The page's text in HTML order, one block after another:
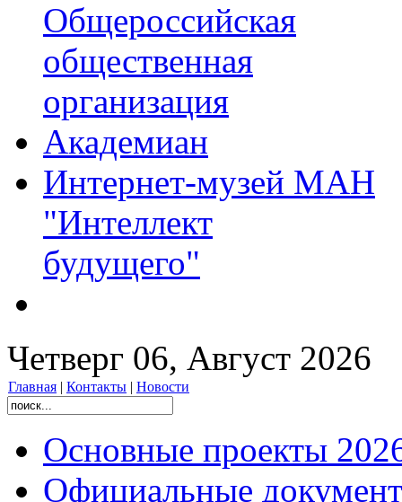
Общероссийская
общественная
организация
Академиан
Интернет-музей МАН
"Интеллект
будущего"
Четверг 06, Август 2026
Главная | Контакты | Новости
Основные проекты
Официальные